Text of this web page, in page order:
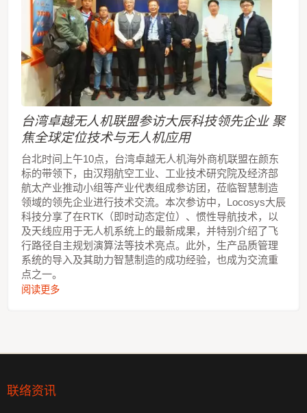
台湾卓越无人机联盟参访大辰科技领先企业 聚
焦全球定位技术与无人机应用
台北时间上午10点，台湾卓越无人机海外商机联盟在颜东
标的带领下，由汉翔航空工业、工业技术研究院及经济部
航太产业推动小组等产业代表组成参访团，莅临智慧制造
领域的领先企业进行技术交流。本次参访中，Locosys大辰
科技分享了在RTK（即时动态定位）、惯性导航技术，以
及天线应用于无人机系统上的最新成果，并特别介绍了飞
行路径自主规划演算法等技术亮点。此外，生产品质管理
系统的导入及其助力智慧制造的成功经验，也成为交流重
点之一。
阅读更多
联络资讯